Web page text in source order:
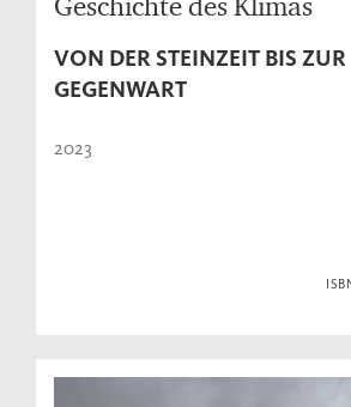
VON DER STEINZEIT BIS ZUR
GEGENWART
2023